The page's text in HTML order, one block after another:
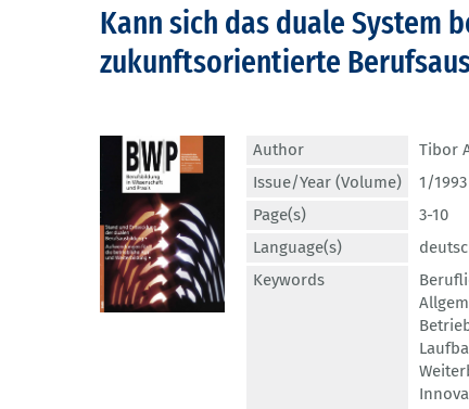
Kann sich das duale System
zukunftsorientierte
Author Tibor
Issue/Year (Volume)
1/
Page(s)
3-10
Language(s)
Keywords